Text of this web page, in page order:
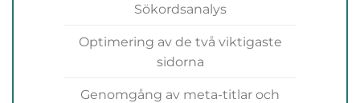
Sökordsanalys
Optimering av de två viktigaste
sidorna
Genomgång av meta-titlar och